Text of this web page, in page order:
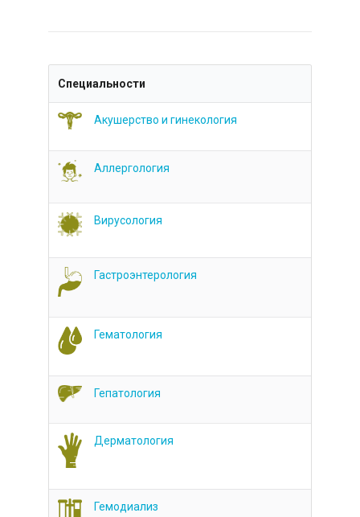
Специальности
Акушерство и гинекология
Аллергология
Вирусология
Гастроэнтерология
Гематология
Гепатология
Дерматология
Гемодиализ